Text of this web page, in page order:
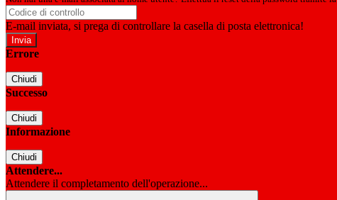
E-mail inviata, si prega di controllare la casella di posta elettronica!
Errore
Chiudi
Successo
Chiudi
Informazione
Chiudi
Attendere...
Attendere il completamento dell'operazione...